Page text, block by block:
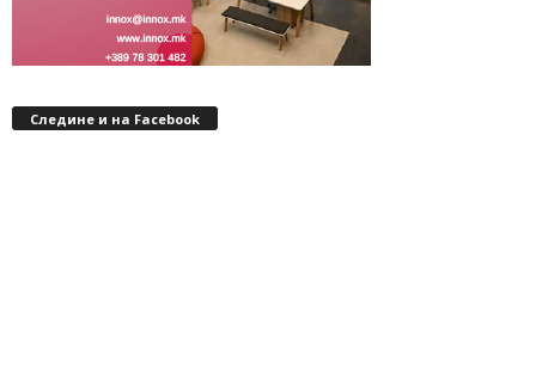
Следине и на Facebook